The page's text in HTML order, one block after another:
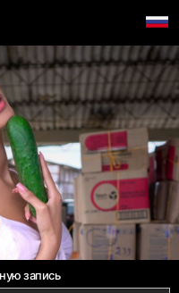
запись